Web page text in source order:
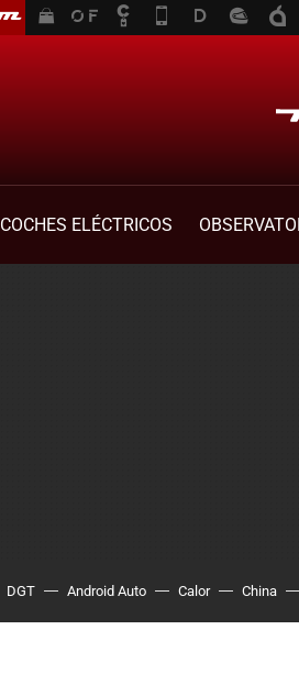
COCHES ELÉCTRICOS
DGT Android Auto Calor China